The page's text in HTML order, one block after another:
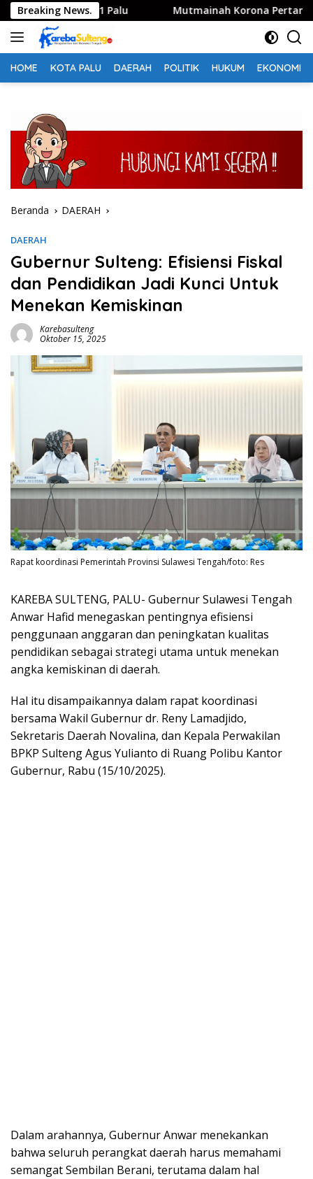
Langsung
ke
konten
Breaking News.
Negeri 1 Palu Mutmainah Korona Pertanyakan
HOME KOTA PALU DAERAH POLITIK HUKUM EKONOMI
Beranda DAERAH
DAERAH
Gubernur Sulteng: Efisiensi Fiskal
dan Pendidikan Jadi Kunci Untuk
Menekan Kemiskinan
Karebasulteng
Oktober 15, 2025
Rapat koordinasi Pemerintah Provinsi Sulawesi Tengah/foto: Res
KAREBA SULTENG, PALU- Gubernur Sulawesi Tengah
Anwar Hafid menegaskan pentingnya efisiensi
penggunaan anggaran dan peningkatan kualitas
pendidikan sebagai strategi utama untuk menekan
angka kemiskinan di daerah.
Hal itu disampaikannya dalam rapat koordinasi
bersama Wakil Gubernur dr. Reny Lamadjido,
Sekretaris Daerah Novalina, dan Kepala Perwakilan
BPKP Sulteng Agus Yulianto di Ruang Polibu Kantor
Gubernur, Rabu (15/10/2025).
Dalam arahannya, Gubernur Anwar menekankan
bahwa seluruh perangkat daerah harus memahami
semangat Sembilan Berani, terutama dalam hal